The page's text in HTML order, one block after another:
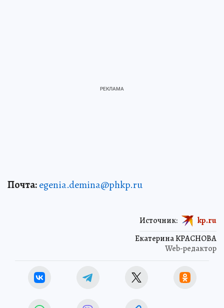
Почта:egenia.demina@phkp.ru
Екатерина КРАСНОВА
Web-редактор
Источник: kp.ru